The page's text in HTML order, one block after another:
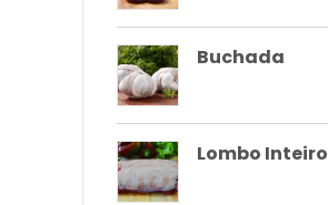
Buchada
Lombo Inteiro